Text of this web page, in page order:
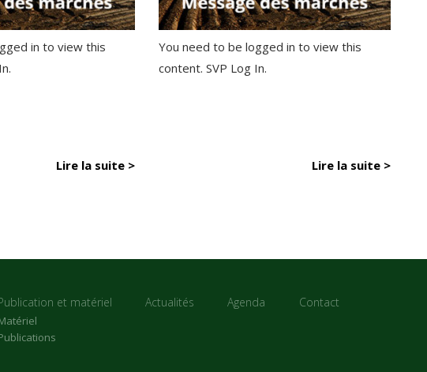
in to view this
Lire la suite >
You need to be logged in to view this
content. SVP Log In.
Lire la suite >
et matériel Actualités Agenda Contact